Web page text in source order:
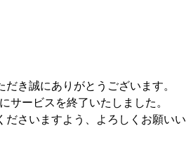
き誠にありがとうございます。
サービスを終了いたしました。
さいますよう、よろしくお願いい